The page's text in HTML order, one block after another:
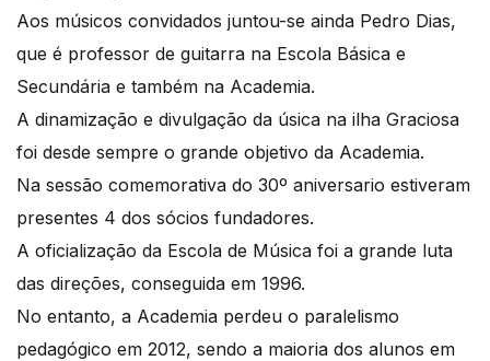
Aos músicos convidados juntou-se ainda Pedro Dias,
que é professor de guitarra na Escola Básica e
Secundária e também na Academia.
A dinamização e divulgação da úsica na ilha Graciosa
foi desde sempre o grande objetivo da Academia.
Na sessão comemorativa do 30º aniversario estiveram
presentes 4 dos sócios fundadores.
A oficialização da Escola de Música foi a grande luta
das direções, conseguida em 1996.
No entanto, a Academia perdeu o paralelismo
pedagógico em 2012, sendo a maioria dos alunos em